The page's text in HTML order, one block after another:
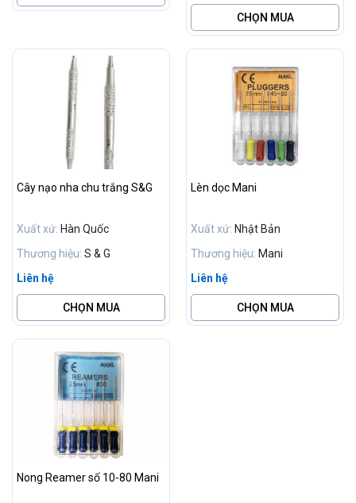
CHỌN MUA
Cây nạo nha chu trắng S&G
Xuất xứ: Hàn Quốc
Thương hiệu: S & G
Liên hệ
CHỌN MUA
Lèn dọc Mani
Xuất xứ: Nhật Bản
Thương hiệu: Mani
Liên hệ
CHỌN MUA
Nong Reamer số 10-80 Mani